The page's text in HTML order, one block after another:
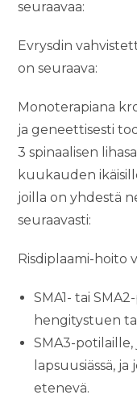
seuraavaa:
Evrysdin
on seuraava:
Monoterapiana
ja geneettisesti
3 spinaalisen
kuukauden
joilla on yhdestä
seuraavasti:
Risdiplaami-hoito
SMA1- tai
hengitystuen
SMA3-
lapsuusiässä,
etenevä.